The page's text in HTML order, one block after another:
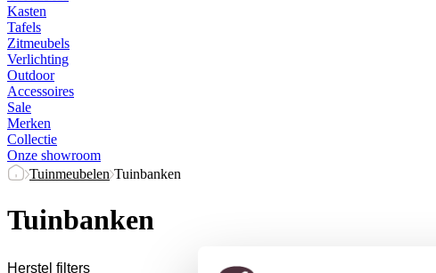
Kasten
Tafels
Zitmeubels
Verlichting
Outdoor
Accessoires
Sale
Merken
Collectie
Onze showroom
Tuinmeubelen Tuinbanken
Tuinbanken
Herstel filters